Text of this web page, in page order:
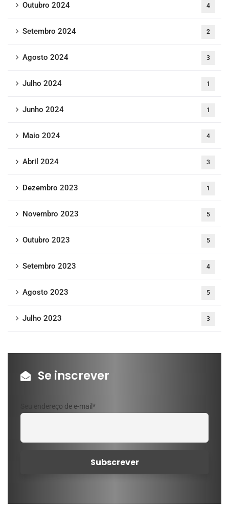
Outubro 2024 4
Setembro 2024 2
Agosto 2024 3
Julho 2024 1
Junho 2024 1
Maio 2024 4
Abril 2024 3
Dezembro 2023 1
Novembro 2023 5
Outubro 2023 5
Setembro 2023 4
Agosto 2023 5
Julho 2023 3
Se inscrever
Seu endereço de e-mail*